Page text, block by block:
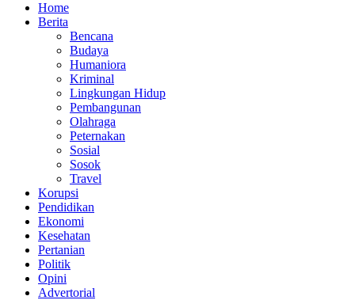
Home
Berita
Bencana
Budaya
Humaniora
Kriminal
Lingkungan Hidup
Pembangunan
Olahraga
Peternakan
Sosial
Sosok
Travel
Korupsi
Pendidikan
Ekonomi
Kesehatan
Pertanian
Politik
Opini
Advertorial